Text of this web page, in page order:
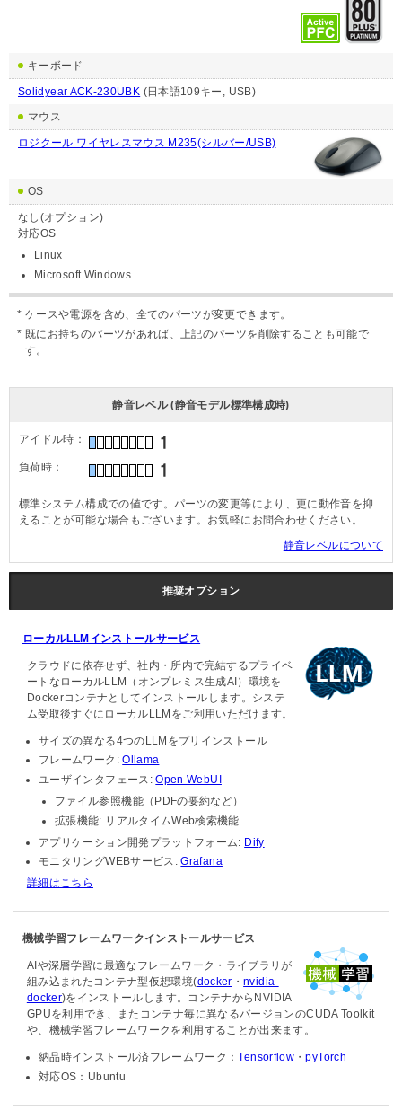
キーボード
Solidyear ACK-230UBK (日本語109キー, USB)
マウス
ロジクール ワイヤレスマウス M235(シルバー/USB)
OS
なし(オプション)
対応OS
Linux
Microsoft Windows
ケースや電源を含め、全てのパーツが変更できます。
既にお持ちのパーツがあれば、上記のパーツを削除することも可能で
す。
静音レベル (静音モデル標準構成時)
アイドル時：
負荷時：
標準システム構成での値です。パーツの変更等により、更に動作音を抑
えることが可能な場合もございます。お気軽にお問合わせください。
静音レベルについて
推奨オプション
ローカルLLMインストールサービス
クラウドに依存せず、社内・所内で完結するプライベ
ートなローカルLLM（オンプレミス生成AI）環境を
Dockerコンテナとしてインストールします。システ
ム受取後すぐにローカルLLMをご利用いただけます。
サイズの異なる4つのLLMをプリインストール
フレームワーク:Ollama
ユーザインタフェース:Open WebUI
ファイル参照機能（PDFの要約など）
拡張機能: リアルタイムWeb検索機能
アプリケーション開発プラットフォーム: Dify
モニタリングWEBサービス:Grafana
詳細はこちら
機械学習フレームワークインストールサービス
AIや深層学習に最適なフレームワーク・ライブラリが
組み込まれたコンテナ型仮想環境(docker ・nvidia-
docker)をインストールします。コンテナからNVIDIA
GPUを利用でき、またコンテナ毎に異なるバージョンのCUDA Toolkit
や、機械学習フレームワークを利用することが出来ます。
納品時インストール済フレームワーク：Tensorflow ・pyTorch
対応OS：Ubuntu